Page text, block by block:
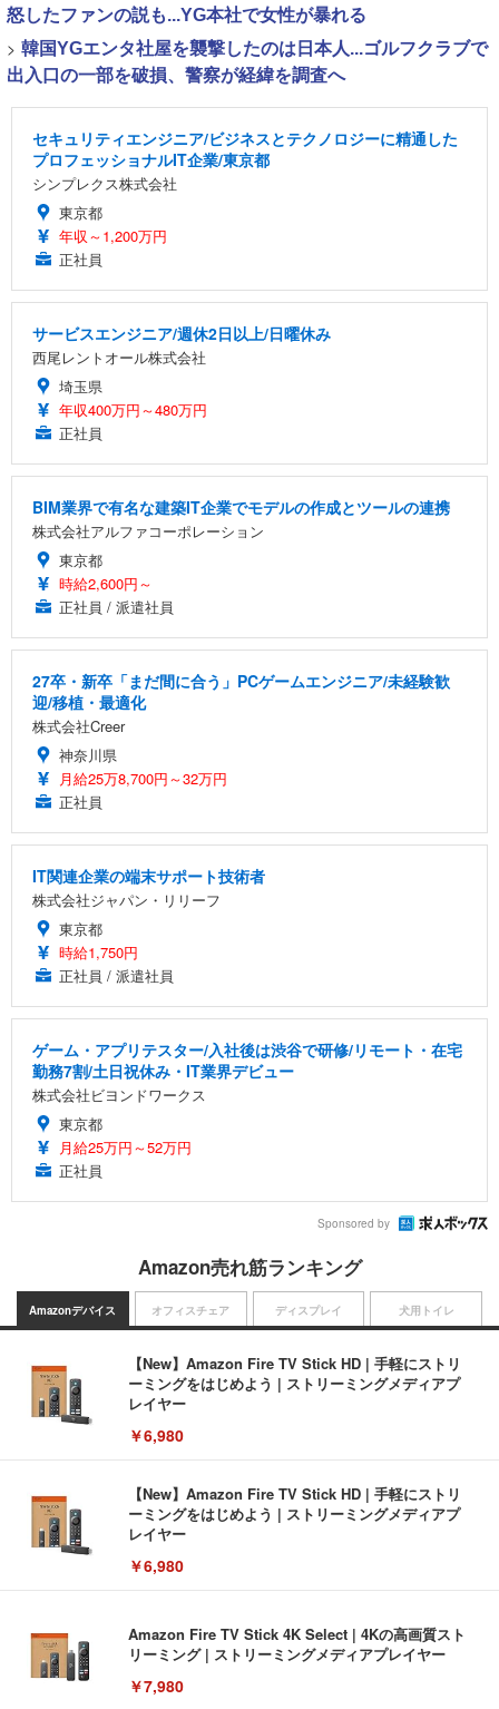
怒したファンの説も...YG本社で女性が暴れる
> 韓国YGエンタ社屋を襲撃したのは日本人...ゴルフクラブで
出入口の一部を破損、警察が経緯を調査へ
セキュリティエンジニア/ビジネスとテクノロジーに精通した
プロフェッショナルIT企業/東京都
シンプレクス株式会社
東京都
年収～1,200万円
正社員
サービスエンジニア/週休2日以上/日曜休み
西尾レントオール株式会社
埼玉県
年収400万円～480万円
正社員
BIM業界で有名な建築IT企業でモデルの作成とツールの連携
株式会社アルファコーポレーション
東京都
時給2,600円～
正社員 / 派遣社員
27卒・新卒「まだ間に合う」PCゲームエンジニア/未経験歓
迎/移植・最適化
株式会社Creer
神奈川県
月給25万8,700円～32万円
正社員
IT関連企業の端末サポート技術者
株式会社ジャパン・リリーフ
東京都
時給1,750円
正社員 / 派遣社員
ゲーム・アプリテスター/入社後は渋谷で研修/リモート・在宅
勤務7割/土日祝休み・IT業界デビュー
株式会社ビヨンドワークス
東京都
月給25万円～52万円
正社員
Sponsored by
Amazon売れ筋ランキング
Amazonデバイス
【New】Amazon Fire TV Stick HD | 手軽にストリ
ーミングをはじめよう | ストリーミングメディアプ
レイヤー
￥6,980
【New】Amazon Fire TV Stick HD | 手軽にストリ
ーミングをはじめよう | ストリーミングメディアプ
レイヤー
￥6,980
Amazon Fire TV Stick 4K Select | 4Kの高画質スト
リーミング | ストリーミングメディアプレイヤー
￥7,980
オフィスチェア ディスプレイ 犬用トイレ